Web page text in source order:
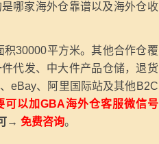
哪家海外仓靠谱以及海外仓收
30000平方米。其他合作仓覆
代发、中大件产品仓储，退货
eBay、阿里国际站及其他B2C
可以加GBA海外仓客服微信号
→ 免费咨询。